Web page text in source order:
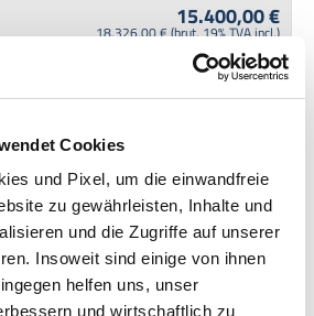
Cookies
und Pixel, um die einwandfreie
zu gewährleisten, Inhalte und
und die Zugriffe auf unserer
Insoweit sind einige von ihnen
helfen uns, unser
und wirtschaftlich zu
15.400,00 €
18.326,00 € (brut, 19% TVA incl.)
Ajouter à la liste des
DT 15